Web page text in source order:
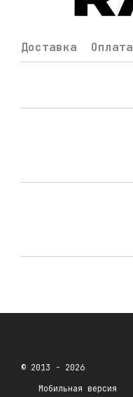
Доставка Оплата
© 2013 - 2026
Мобильная версия